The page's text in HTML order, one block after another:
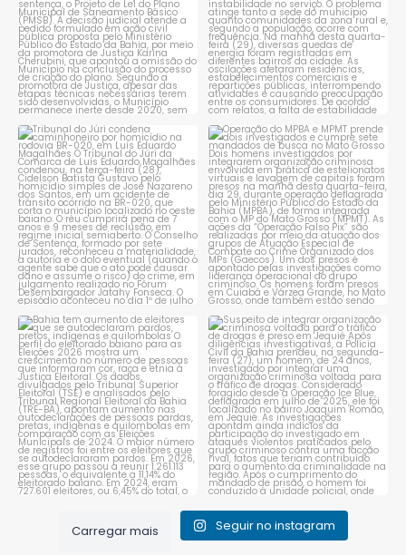
Tribunal do Júri condena
caminhoneiro por...
1 0
Operação do MPBA e MPMT
prende dois investigados e...
1 0
Bahia tem aumento de eleitores
que se autodeclaram...
1 0
Suspeito de integrar
organização criminosa
voltada...
1 0
Carregar mais Seguir no instagram